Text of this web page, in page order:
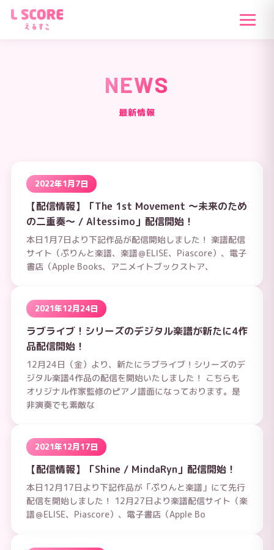
NEWS
最新情報
2022年1月7日
【配信情報】「The 1st Movement ～未来のため
の二重奏～ / Altessimo」配信開始！
本日1月7日より下記作品が配信開始しました！ 楽譜配信
サイト（ぷりんと楽譜、楽譜＠ELISE、Piascore）、電子
書店（Apple Books、アニメイトブックストア、
2021年12月24日
ラブライブ！シリーズのデジタル楽譜が新たに4作
品配信開始！
12月24日（金）より、新たにラブライブ！シリーズのデ
ジタル楽譜4作品の配信を開始いたしました！ こちらも
オリジナル作家監修のピアノ譜面になっております。是
非演奏でも素敵な
2021年12月17日
【配信情報】「Shine / MindaRyn」配信開始！
本日12月17日より下記作品が「ぷりんと楽譜」にて先行
配信を開始しました！ 12月27日より楽譜配信サイト（楽
譜＠ELISE、Piascore）、電子書店（Apple Bo